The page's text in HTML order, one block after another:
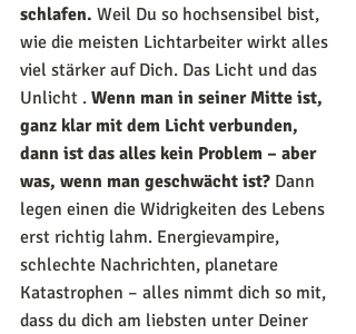
schlafen. Weil Du so hochsensibel bist,
wie die meisten Lichtarbeiter wirkt alles
viel stärker auf Dich. Das Licht und das
Unlicht . Wenn man in seiner Mitte ist,
ganz klar mit dem Licht verbunden,
dann ist das alles kein Problem – aber
was, wenn man geschwächt ist? Dann
legen einen die Widrigkeiten des Lebens
erst richtig lahm. Energievampire,
schlechte Nachrichten, planetare
Katastrophen – alles nimmt dich so mit,
dass du dich am liebsten unter Deiner